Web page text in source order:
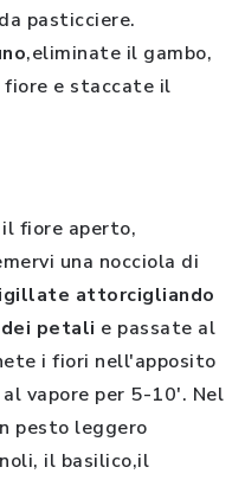
pasticciere.
,eliminate il gambo,
e staccate il
fiore aperto,
una nocciola di
attorcigliando
petali e passate al
i fiori nell'apposito
vapore per 5-10'. Nel
pesto leggero
il basilico,il